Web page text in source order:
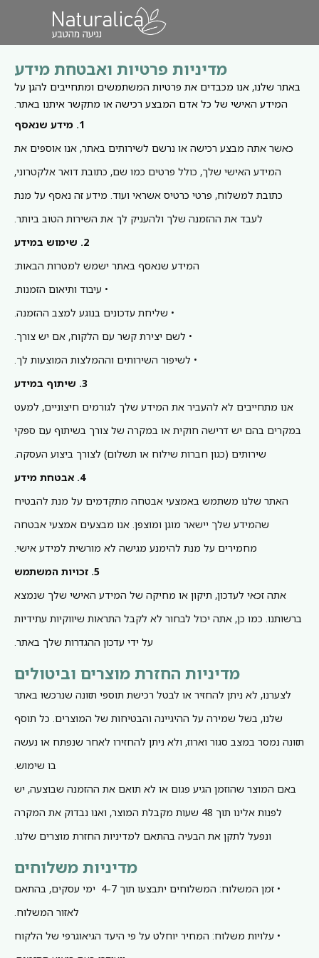
מדיניות פרטיות ואבטחת מידע
באתר שלנו, אנו מכבדים את פרטיות המשתמשים ומתחייבים להגן על
המידע האישי של כל אדם המבצע רכישה או מתקשר איתנו באתר.
1. מידע שנאסף
כאשר אתה מבצע רכישה או נרשם לשירותים באתר, אנו אוספים את
המידע האישי שלך, כולל פרטים כמו שם, כתובת דואר אלקטרוני,
כתובת למשלוח, פרטי כרטיס אשראי ועוד. מידע זה נאסף על מנת
לעבד את ההזמנה שלך ולהעניק לך את השירות הטוב ביותר.
2. שימוש במידע
המידע שנאסף באתר ישמש למטרות הבאות:
• עיבוד ותיאום הזמנות.
• שליחת עדכונים בנוגע למצב ההזמנה.
• לשם יצירת קשר עם הלקוח, אם יש צורך.
• לשיפור השירותים וההמלצות המוצעות לך.
3. שיתוף במידע
אנו מתחייבים לא להעביר את המידע שלך לגורמים חיצוניים, למעט
במקרים בהם יש דרישה חוקית או במקרה של צורך בשיתוף עם ספקי
שירותים (כגון חברות שילוח או תשלום) לצורך ביצוע העסקה.
4. אבטחת מידע
האתר שלנו משתמש באמצעי אבטחה מתקדמים על מנת להבטיח
שהמידע שלך יישאר מוגן ומוצפן. אנו מבצעים אמצעי אבטחה
מחמירים על מנת להימנע מגישה לא מורשית למידע אישי.
5. זכויות המשתמש
אתה זכאי לעדכון, תיקון או מחיקה של המידע האישי שלך שנמצא
ברשותנו. כמו כן, אתה יכול לבחור לא לקבל התראות שיווקיות עתידיות
על ידי עדכון ההגדרות שלך באתר.
מדיניות החזרת מוצרים וביטולים
לצערנו, לא ניתן להחזיר או לבטל רכישת תוספי תזונה שנרכשו באתר
שלנו, בשל שמירה על ההיגיינה והבטיחות של המוצרים. כל תוסף
תזונה נמסר במצב סגור וארוז, ולא ניתן להחזירו לאחר שנפתח או נעשה
בו שימוש.
באם המוצר שהוזמן הגיע פגום או לא תואם את ההזמנה שבוצעה, יש
לפנות אלינו תוך 48 שעות מקבלת המוצר, ואנו נבדוק את המקרה
ונפעל לתקן את הבעיה בהתאם למדיניות החזרת מוצרים שלנו.
מדיניות משלוחים
• זמן המשלוח: המשלוחים יתבצעו תוך 4-7 ימי עסקים, בהתאם
לאזור המשלוח.
• עלויות משלוח: המחיר יוחלט על פי היעד הגיאוגרפי של הלקוח